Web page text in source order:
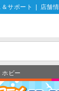
サポート 店舗
ホビー